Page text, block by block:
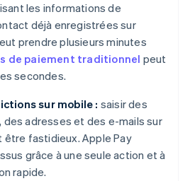
les informations de
déjà enregistrées sur
prendre plusieurs minutes
de paiement traditionnel peut
secondes.
sur mobile : saisir des
des adresses et des e-mails sur
être fastidieux. Apple Pay
grâce à une seule action et à
rapide.